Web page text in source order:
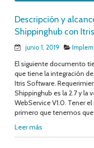
Descripción y
Shippinghub con
junio 1, 2019
El siguiente documento
que tiene la integración
Itris Software.
Shippinghub es la 2.7 y la
WebService V1.0. Tener
primero que tenemos que
Leer más